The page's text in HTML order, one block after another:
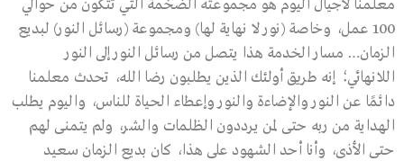
معلمنا لأجيال اليوم هو مجموعته الضخمة التي تتكون من حوالي
100 عمل، وخاصة (نور لا نهاية لها) ومجموعة (رسائل النور) لبديع
الزمان… مسار الخدمة هذا يتصل من رسائل النور إلى النور
اللانهائي؛ إنه طريق أولئك الذين يطلبون رضا الله، تحدث معلمنا
دائمًا عن النور والإضاءة والنور وإعطاء الحياة للناس، واليوم يطلب
الهداية من ربه حتى لمن يرددون الظلمات والشر، ولم يتمنى لهم
حتى الأذى، وأنا أحد الشهود على هذا، كان بديع الزمان سعيد